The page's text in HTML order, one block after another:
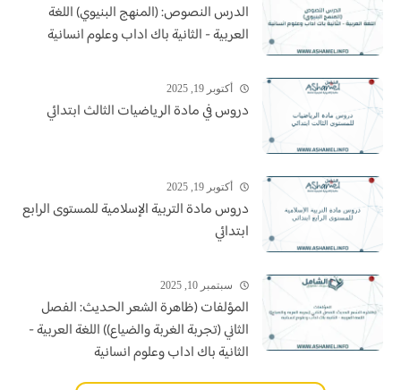
الدرس النصوص: (المنهج البنيوي) اللغة
العربية - الثانية باك اداب وعلوم انسانية
أكتوبر 19, 2025
دروس في مادة الرياضيات الثالث ابتدائي
أكتوبر 19, 2025
دروس مادة التربية الإسلامية للمستوى الرابع
ابتدائي
سبتمبر 10, 2025
المؤلفات (ظاهرة الشعر الحديث: الفصل
الثاني (تجربة الغربة والضياع)) اللغة العربية -
الثانية باك اداب وعلوم انسانية